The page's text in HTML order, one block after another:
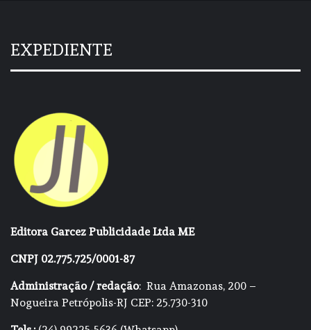
EXPEDIENTE
Editora Garcez Publicidade Ltda ME
CNPJ 02.775.725/0001-87
Administração / redação: Rua Amazonas, 200 –
Nogueira Petrópolis-RJ CEP: 25.730-310